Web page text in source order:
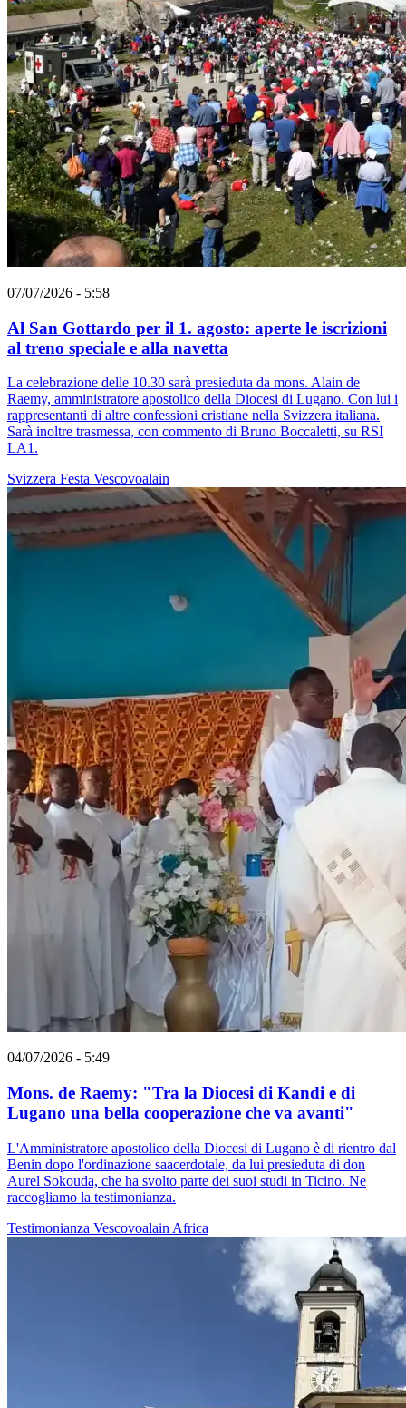
07/07/2026 - 5:58
Al San Gottardo per il 1. agosto: aperte le iscrizioni
al treno speciale e alla navetta
La celebrazione delle 10.30 sarà presieduta da mons. Alain de
Raemy, amministratore apostolico della Diocesi di Lugano. Con lui i
rappresentanti di altre confessioni cristiane nella Svizzera italiana.
Sarà inoltre trasmessa, con commento di Bruno Boccaletti, su RSI
LA1.
Svizzera Festa Vescovoalain
04/07/2026 - 5:49
Mons. de Raemy: "Tra la Diocesi di Kandi e di
Lugano una bella cooperazione che va avanti"
L'Amministratore apostolico della Diocesi di Lugano è di rientro dal
Benin dopo l'ordinazione saacerdotale, da lui presieduta di don
Aurel Sokouda, che ha svolto parte dei suoi studi in Ticino. Ne
raccogliamo la testimonianza.
Testimonianza Vescovoalain Africa